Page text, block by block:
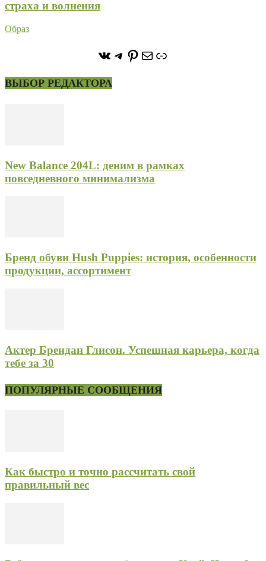
страха и волнения
Образ
https://vk.com/
https://t.me/stoneforest
https://
ПочтаСсылка
ВЫБОР РЕДАКТОРА
New Balance 204L: деним в рамках
повседневного минимализма
Бренд обуви Hush Puppies: история, особенности
продукции, ассортимент
Актер Брендан Глисон. Успешная карьера, когда
тебе за 30
ПОПУЛЯРНЫЕ СООБЩЕНИЯ
Как быстро и точно рассчитать свой
правильный вес